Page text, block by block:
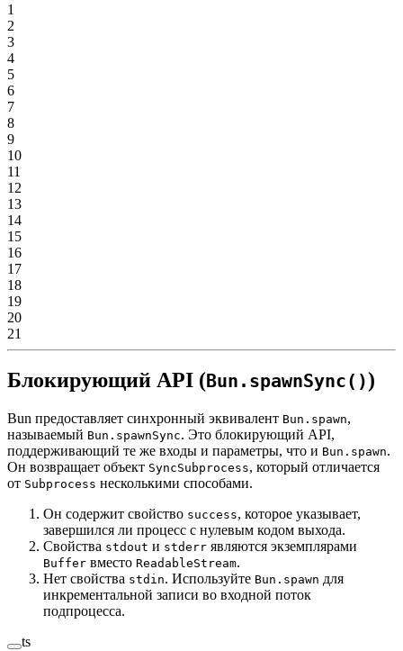
1
2
3
4
5
6
7
8
9
10
11
12
13
14
15
16
17
18
19
20
21
Блокирующий API (Bun.spawnSync())
Bun предоставляет синхронный эквивалент Bun.spawn,
называемый Bun.spawnSync. Это блокирующий API,
поддерживающий те же входы и параметры, что и Bun.spawn.
Он возвращает объект SyncSubprocess, который отличается
от Subprocess несколькими способами.
Он содержит свойство success, которое указывает,
завершился ли процесс с нулевым кодом выхода.
Свойства stdout и stderr являются экземплярами
Buffer вместо ReadableStream.
Нет свойства stdin. Используйте Bun.spawn для
инкрементальной записи во входной поток
подпроцесса.
ts